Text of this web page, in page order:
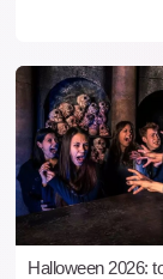
Halloween 2026: